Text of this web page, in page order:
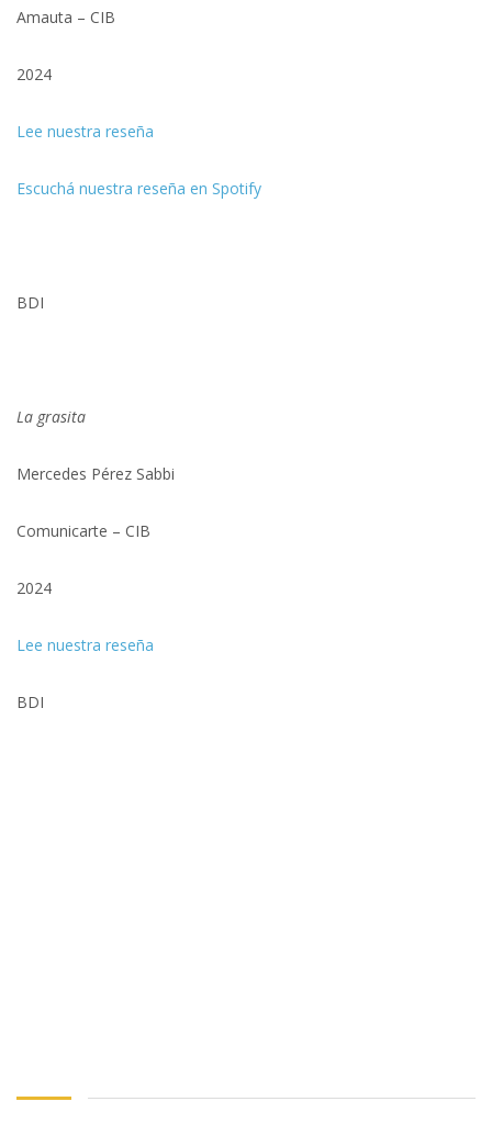
Amauta – CIB
2024
Lee nuestra reseña
Escuchá nuestra reseña en Spotify
BDI
La grasita
Mercedes Pérez Sabbi
Comunicarte – CIB
2024
Lee nuestra reseña
BDI